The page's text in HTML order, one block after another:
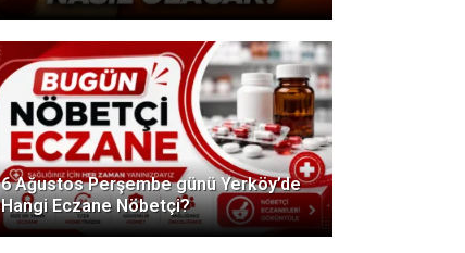
6 Ağustos Perşembe günü Yerköy’de
Hangi Eczane Nöbetçi?